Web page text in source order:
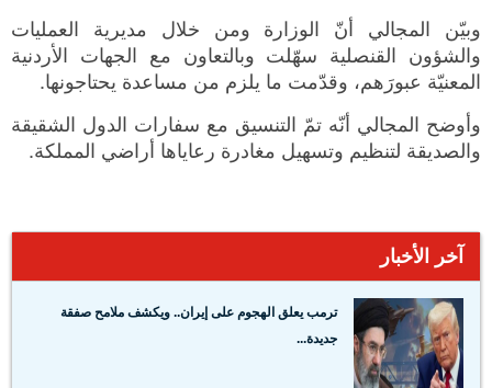
وبيّن المجالي أنّ الوزارة ومن خلال مديرية العمليات
والشؤون القنصلية سهّلت وبالتعاون مع الجهات الأردنية
المعنيّة عبورَهم، وقدّمت ما يلزم من مساعدة يحتاجونها.
وأوضح المجالي أنّه تمّ التنسيق مع سفارات الدول الشقيقة
والصديقة لتنظيم وتسهيل مغادرة رعاياها أراضي المملكة.
آخر الأخبار
ترمب يعلق الهجوم على إيران.. ويكشف ملامح صفقة
جديدة...